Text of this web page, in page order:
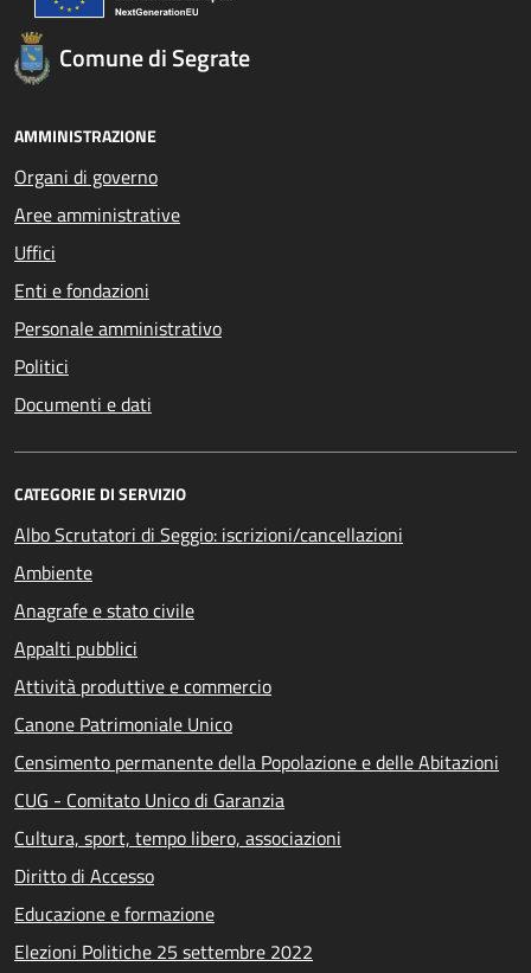
Comune di Segrate
AMMINISTRAZIONE
Organi di governo
Aree amministrative
Uffici
Enti e fondazioni
Personale amministrativo
Politici
Documenti e dati
CATEGORIE DI SERVIZIO
Albo Scrutatori di Seggio: iscrizioni/cancellazioni
Ambiente
Anagrafe e stato civile
Appalti pubblici
Attività produttive e commercio
Canone Patrimoniale Unico
Censimento permanente della Popolazione e delle Abitazioni
CUG - Comitato Unico di Garanzia
Cultura, sport, tempo libero, associazioni
Diritto di Accesso
Educazione e formazione
Elezioni Politiche 25 settembre 2022